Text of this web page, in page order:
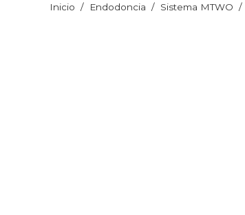
Inicio / Endodoncia / Sistema MTWO /